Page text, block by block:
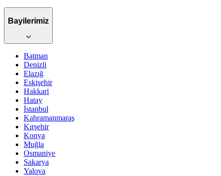
Bayilerimiz
Batman
Denizli
Elazığ
Eskişehir
Hakkari
Hatay
İstanbul
Kahramanmaraş
Kırşehir
Konya
Muğla
Osmaniye
Sakarya
Yalova